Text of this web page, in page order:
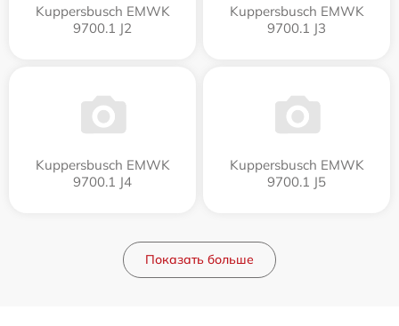
Kuppersbusch EMWK
9700.1 J2
Kuppersbusch EMWK
9700.1 J3
Kuppersbusch EMWK
9700.1 J4
Kuppersbusch EMWK
9700.1 J5
Показать больше